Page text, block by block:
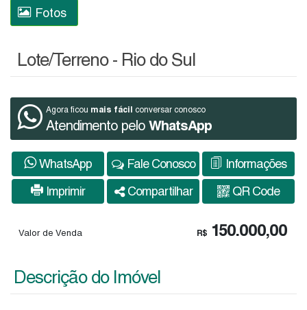
Fotos
Lote/Terreno - Rio do Sul
Agora ficou mais fácil conversar conosco
Atendimento pelo WhatsApp
WhatsApp Fale Conosco
Informações
Imprimir
Compartilhar QR Code
R$ 150.000,00
Valor de Venda
Descrição do Imóvel